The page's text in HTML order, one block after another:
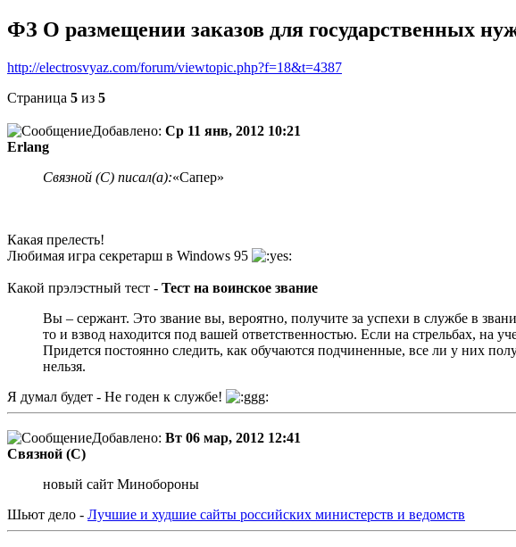
ФЗ О размещении заказов для государственных
http://electrosvyaz.com/forum/viewtopic.php?f=18&t=4387
Страница 5 из 5
Добавлено: Ср 11 янв, 2012 10:21
Erlang
Связной (С) писал(а):«Сапер»
Какая прелесть!
Любимая игра секретарш в Windows 95
Какой прэлэстный тест - Тест на воинское звание
Вы – сержант. Это звание вы, вероятно, получите за успехи в службе в
то и взвод находится под вашей ответственностью. Если на стрельбах, на
Придется постоянно следить, как обучаются подчиненные, все ли у них
нельзя.
Я думал будет - Не годен к службе!
Добавлено: Вт 06 мар, 2012 12:41
Связной (С)
новый сайт Минобороны
Шьют дело - Лучшие и худшие сайты российских министерств и ведомств